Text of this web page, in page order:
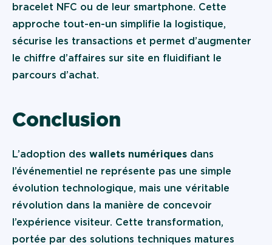
bracelet NFC ou de leur smartphone. Cette
approche tout-en-un simplifie la logistique,
sécurise les transactions et permet d’augmenter
le chiffre d’affaires sur site en fluidifiant le
parcours d’achat.
Conclusion
L’adoption des wallets numériques dans
l’événementiel ne représente pas une simple
évolution technologique, mais une véritable
révolution dans la manière de concevoir
l’expérience visiteur. Cette transformation,
portée par des solutions techniques matures